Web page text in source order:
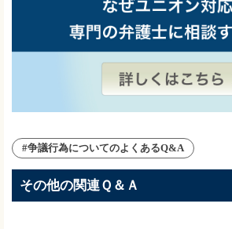
#争議行為についてのよくあるQ&A
その他の関連Ｑ＆Ａ